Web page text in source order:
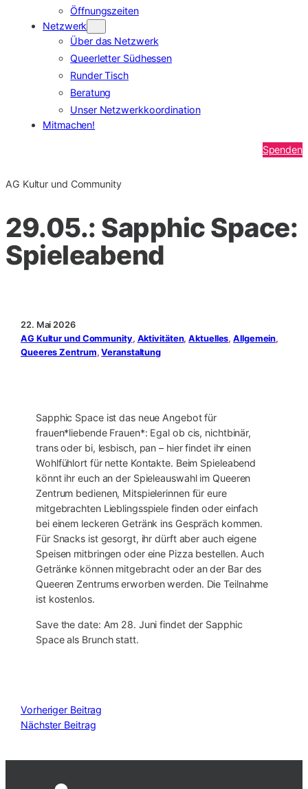
Öffnungszeiten
Netzwerk
Über das Netzwerk
Queerletter Südhessen
Runder Tisch
Beratung
Unser Netzwerkkoordination
Mitmachen!
Spenden
AG Kultur und Community
29.05.: Sapphic Space:
Spieleabend
22. Mai 2026
AG Kultur und Community, Aktivitäten, Aktuelles, Allgemein
Queeres Zentrum, Veranstaltung
Sapphic Space ist das neue Angebot für
frauen*liebende Frauen*: Egal ob cis, nichtbinär,
trans oder bi, lesbisch, pan – hier findet ihr einen
Wohlfühlort für nette Kontakte. Beim Spieleabend
könnt ihr euch an der Spieleauswahl im Queeren
Zentrum bedienen, Mitspielerinnen für eure
mitgebrachten Lieblingsspiele finden oder einfach
bei einem leckeren Getränk ins Gespräch kommen.
Für Snacks ist gesorgt, ihr dürft aber auch eigene
Speisen mitbringen oder eine Pizza bestellen. Auch
Getränke können mitgebracht oder an der Bar des
Queeren Zentrums erworben werden. Die Teilnahme
ist kostenlos.
Save the date: Am 28. Juni findet der Sapphic
Space als Brunch statt.
Vorheriger Beitrag
Nächster Beitrag